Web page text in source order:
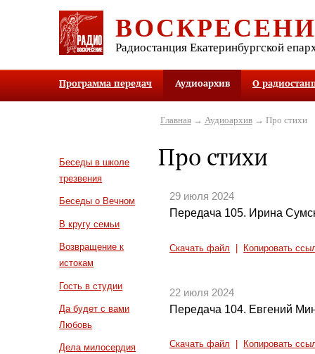
Радиостанция Екатеринбургской
Программа передач Аудиоархив О
Беседы в школе
трезвения
Беседы о Вечном
В кругу семьи
Возвращение к
истокам
Гость в студии
Да будет с вами
Любовь
Дела милосердия
Главная→ Аудиоархив→ Про стихи
Про стихи
29 июля 2024
Передача 105. Ирина
Скачать файл Копировать
22 июля 2024
Передача 104. Евгений
Скачать файл Копировать